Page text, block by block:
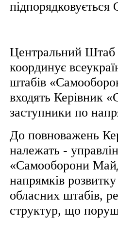
Центральний
координує
штабів
входять Керівник
заступники по
До повноважень
належать -
«Самооборони
напрямків розвитку
обласних штабів,
структур, що